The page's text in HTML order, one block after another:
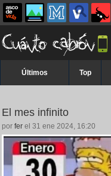
Últimos Top
El mes infinito
por fer el 31 ene 2024, 16:20